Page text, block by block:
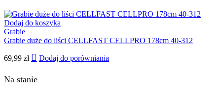
Dodaj do koszyka
Grabie
Grabie duże do liści CELLFAST CELLPRO 178cm 40-312
69,99 zł Dodaj do porówniania
Na stanie